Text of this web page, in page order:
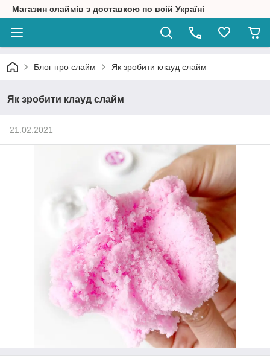
Магазин слаймів з доставкою по всій Україні
Блог про слайм Як зробити клауд слайм
Як зробити клауд слайм
21.02.2021